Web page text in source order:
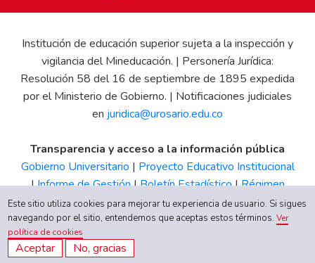
Institución de educación superior sujeta a la inspección y
vigilancia del Mineducación. | Personería Jurídica:
Resolución 58 del 16 de septiembre de 1895 expedida
por el Ministerio de Gobierno. | Notificaciones judiciales
en juridica@urosario.edu.co
Transparencia y acceso a la información pública
Gobierno Universitario | Proyecto Educativo Institucional
|Informe de Gestión|Boletín Estadístico|Régimen
Tributario|Estados Financieros |Código de Ética| Canal
de Integridad UR
Este sitio utiliza cookies para mejorar tu experiencia de usuario. Si sigues
navegando por el sitio, entendemos que aceptas estos términos.Ver
política de cookies
Aceptar No, gracias